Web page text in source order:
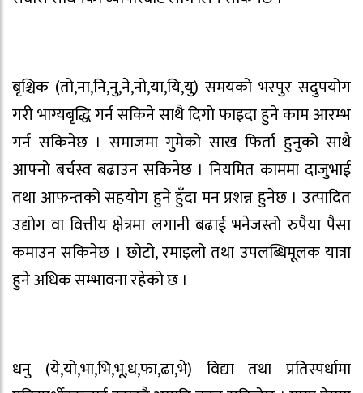
बृश्चिक (तो,ना,नि,नु,ने,नो,या,यि,यु) समयको भरपुर सदुपयोग
गरी भाग्यबृद्धि गर्न सकिने साथै दिगो फाइदा हुने काम आरम्भ
गर्न सकिनेछ । समाजमा गुमेको साख फिर्ता हुनुको साथै
आफ्नो बर्चस्व बढाउन सकिनेछ । नियमित काममा दाजुभाई
तथा आफन्तको सहयोग हुने हुँदा मन प्रशन्न हुनेछ । उत्पादित
उद्योग वा वित्तीय क्षेत्रमा लगानी बढाई भनेजस्तो रुपैया पैसा
कमाउन सकिनेछ । छोटो, रमाइलो तथा उपलब्धिमूलक यात्रा
हुने अधिक सम्भावना रहेको छ ।
धनु (ये,यो,भा,भि,भू,ध,फा,ढा,भे) विद्या तथा प्रतिस्पर्धामा